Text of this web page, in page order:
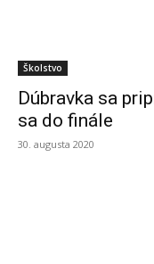
Školstvo
Dúbravka sa
sa do finále
30. augusta 2020